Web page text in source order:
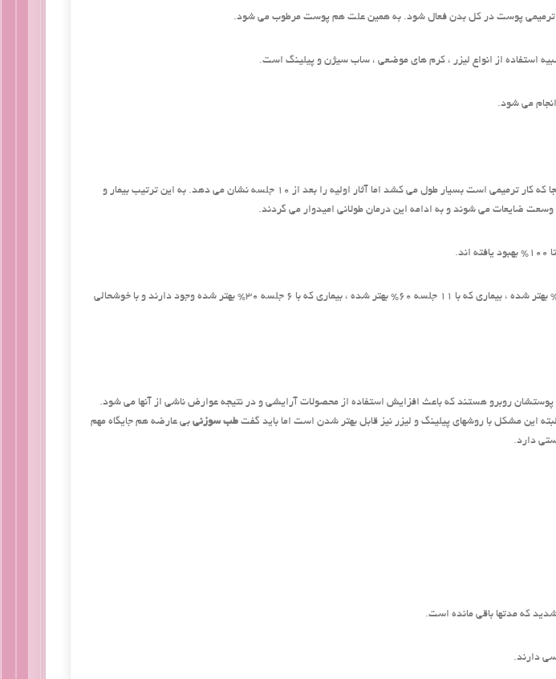
نسبت به افراد مختلف متفاوت است. البته از آنجا که کار ترمیمی است بسیار طول می کشد اما آثار اولیه را بعد از ۱۰ جلسه نشان می دهد. به این ترتیب بیمار و
ضایعات می شوند و به ادامه این درمان طولانی امیدوار می گردند.
اکنون نیز در کلینیک بیماری که با ۱۳ جلسه ۴۰% بهتر شده ، بیماری که با ۱۱ جلسه ۶۰% بهتر شده ، بیماری که با ۶ جلسه ۳۰% بهتر شده وجود دارند و با خوشحالی
روبرو هستند که باعث افزایش استفاده از محصولات آرایشی و در نتیجه عوارض ناشی از آنها می شود.
مشکل با روشهای پیلینگ و لیزر نیز قابل بهتر شدن است اما باید گفتطب سوزنی بی عارضه هم جایگاه مهم
دارد.
که مدتها باقی مانده است.
دارند.